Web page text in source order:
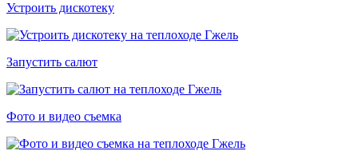
Устроить дискотеку
Запустить салют
Фото и видео съемка